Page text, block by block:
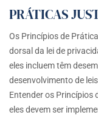
PRÁTICAS
Os Princípios de
dorsal da lei de
eles incluem têm
desenvolvimento de
Entender os Princípios
eles devem ser